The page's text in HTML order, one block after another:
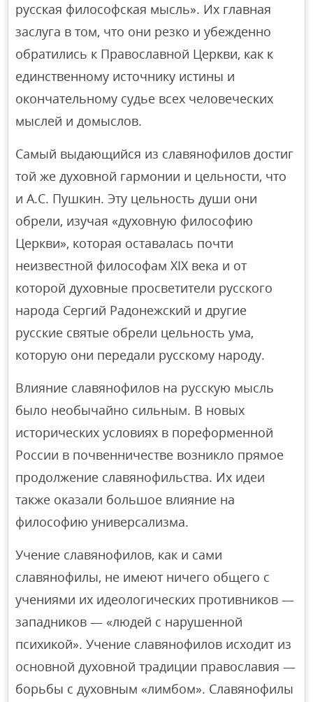
русская философская мысль». Их главная
заслуга в том, что они резко и убежденно
обратились к Православной Церкви, как к
единственному источнику истины и
окончательному судье всех человеческих
мыслей и домыслов.
Самый выдающийся из славянофилов достиг
той же духовной гармонии и цельности, что
и А.С. Пушкин. Эту цельность души они
обрели, изучая «духовную философию
Церкви», которая оставалась почти
неизвестной философам XIX века и от
которой духовные просветители русского
народа Сергий Радонежский и другие
русские святые обрели цельность ума,
которую они передали русскому народу.
Влияние славянофилов на русскую мысль
было необычайно сильным. В новых
исторических условиях в пореформенной
России в почвенничестве возникло прямое
продолжение славянофильства. Их идеи
также оказали большое влияние на
философию универсализма.
Учение славянофилов, как и сами
славянофилы, не имеют ничего общего с
учениями их идеологических противников —
западников — «людей с нарушенной
психикой». Учение славянофилов исходит из
основной духовной традиции православия —
борьбы с духовным «лимбом». Славянофилы